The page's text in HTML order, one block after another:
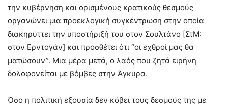
την κυβέρνηση και ορισμένους κρατικούς θεσμούς
οργανώνει μια προεκλογική συγκέντρωση στην οποία
διακηρύττει την υποστήριξή του στον Σουλτάνο [ΣτΜ:
στον Ερντογάν] και προσθέτει ότι “οι εχθροί μας θα
ματώσουν”. Μια μέρα μετά, ο λαός που ζητά ειρήνη
δολοφονείται με βόμβες στην Άγκυρα.
Όσο η πολιτική εξουσία δεν κόβει τους δεσμούς της με